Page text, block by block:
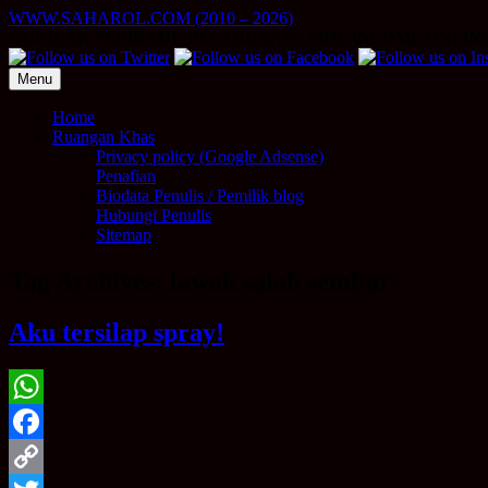
Skip
content
WWW.SAHAROL.COM (2010 – 2026)
Menu
Home
Ruangan Khas
Privacy policy (Google Adsense)
Penafian
Biodata Penulis / Pemilik blog
Hubungi Penulis
Sitemap
Aku tersilap spray!
WhatsApp
Facebook